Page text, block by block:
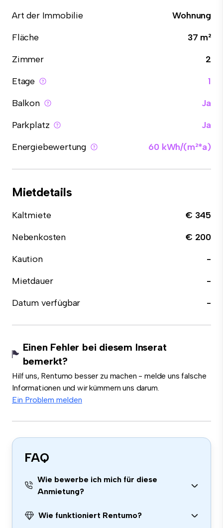
Art der Immobilie
Wohnung
Fläche
37 m²
Zimmer
2
Etage
1
Balkon
Ja
Parkplatz
Ja
Energiebewertung
60 kWh/(m²*a)
Mietdetails
Kaltmiete
€ 345
Nebenkosten
€ 200
Kaution
-
Mietdauer
-
Datum verfügbar
-
Einen Fehler bei diesem Inserat
bemerkt?
Hilf uns, Rentumo besser zu machen - melde uns falsche
Informationen und wir kümmern uns darum.
Ein Problem melden
FAQ
Wie bewerbe ich mich für diese
Anmietung?
Wie funktioniert Rentumo?